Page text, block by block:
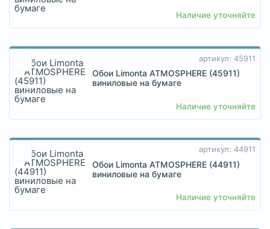
Наличие уточняйте
артикул: 45911
Обои Limonta ATMOSPHERE (45911)
виниловые на бумаге
Наличие уточняйте
артикул: 44911
Обои Limonta ATMOSPHERE (44911)
виниловые на бумаге
Наличие уточняйте